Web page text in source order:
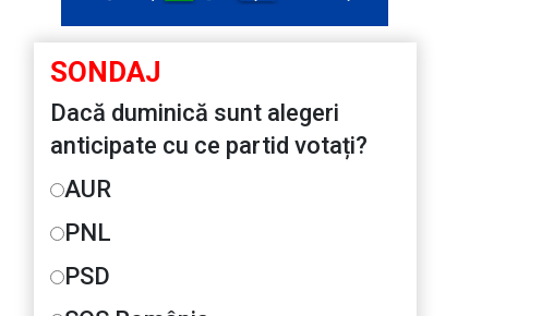
SONDAJ
Dacă duminică sunt alegeri
anticipate cu ce partid votați?
AUR
PNL
PSD